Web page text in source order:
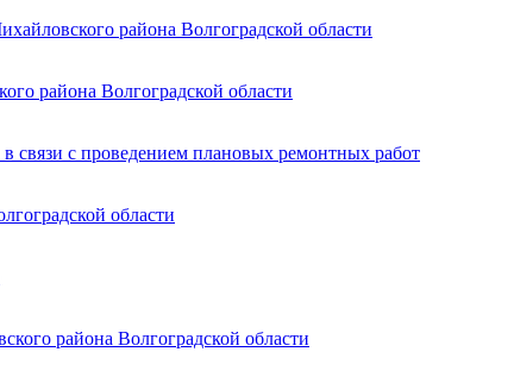
района Волгоградской области
района Волгоградской области
связи с проведением плановых ремонтных работ
области
района Волгоградской области